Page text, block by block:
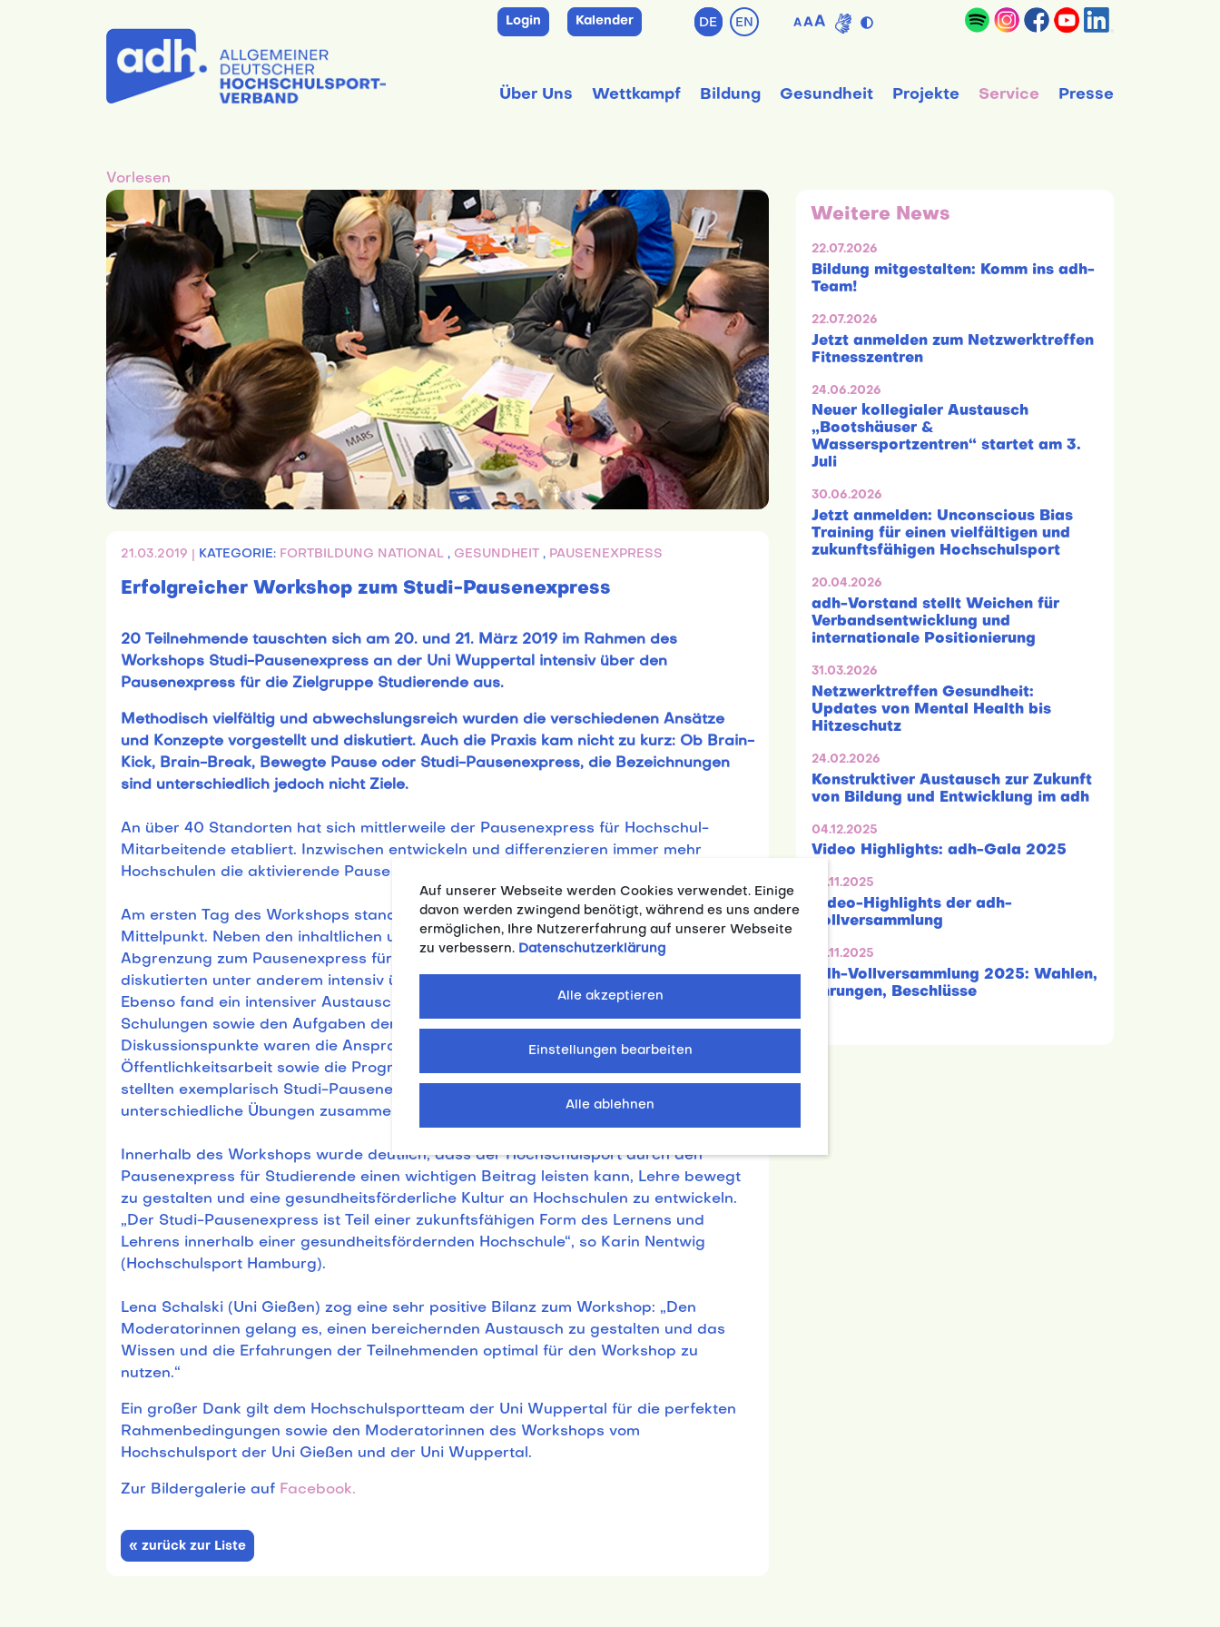
Login Kalender DE EN A AA
Über Uns Wettkampf Bildung Gesundheit Projekte Service Presse
Vorlesen
21.03.2019 | KATEGORIE: FORTBILDUNG NATIONAL , GESUNDHEIT , PAUSENEXPRESS
Erfolgreicher Workshop zum Studi-Pausenexpress
20 Teilnehmende tauschten sich am 20. und 21. März 2019 im Rahmen des
Workshops Studi-Pausenexpress an der Uni Wuppertal intensiv über den
Pausenexpress für die Zielgruppe Studierende aus.
Methodisch vielfältig und abwechslungsreich wurden die verschiedenen Ansätze
und Konzepte vorgestellt und diskutiert. Auch die Praxis kam nicht zu kurz: Ob Brain-
Kick, Brain-Break, Bewegte Pause oder Studi-Pausenexpress, die Bezeichnungen
sind unterschiedlich jedoch nicht Ziele.
An über 40 Standorten hat sich mittlerweile der Pausenexpress für Hochschul-
Mitarbeitende etabliert. Inzwischen entwickeln und differenzieren immer mehr
Hochschulen die aktivierende Pause für die Zielgruppe der Studierenden.
Am ersten Tag des Workshops stand die Organisation des Studi-Pauenexpresses im
Mittelpunkt. Neben den inhaltlichen und zeitlichen Aspekten wurde die Relevanz der
Abgrenzung zum Pausenexpress für Bedienstete deutlich. Die Teilnehmenden
diskutierten unter anderem intensiv über die Ziele des Studi-Pausenexpresses.
Ebenso fand ein intensiver Austausch zur Qualifikation von Übungsleitenden, zu
Schulungen sowie den Aufgaben der koordinierenden Stellen statt. Weitere
Diskussionspunkte waren die Ansprache der Studierenden und die
Öffentlichkeitsarbeit sowie die Programmgestaltung. Die Workshop-Teilnehmenden
stellten exemplarisch Studi-Pausenexpress-Einheiten vor und trugen
unterschiedliche Übungen zusammen.
Innerhalb des Workshops wurde deutlich, dass der Hochschulsport durch den
Pausenexpress für Studierende einen wichtigen Beitrag leisten kann, Lehre bewegt
zu gestalten und eine gesundheitsförderliche Kultur an Hochschulen zu entwickeln.
„Der Studi-Pausenexpress ist Teil einer zukunftsfähigen Form des Lernens und
Lehrens innerhalb einer gesundheitsfördernden Hochschule“, so Karin Nentwig
(Hochschulsport Hamburg).
Lena Schalski (Uni Gießen) zog eine sehr positive Bilanz zum Workshop: „Den
Moderatorinnen gelang es, einen bereichernden Austausch zu gestalten und das
Wissen und die Erfahrungen der Teilnehmenden optimal für den Workshop zu
nutzen.“
Ein großer Dank gilt dem Hochschulsportteam der Uni Wuppertal für die perfekten
Rahmenbedingungen sowie den Moderatorinnen des Workshops vom
Hochschulsport der Uni Gießen und der Uni Wuppertal.
Zur Bildergalerie auf Facebook.
« zurück zur Liste
Weitere News
22.07.2026
Bildung mitgestalten: Komm ins adh-
Team!
22.07.2026
Jetzt anmelden zum Netzwerktreffen
Fitnesszentren
24.06.2026
Neuer kollegialer Austausch
„Bootshäuser &
Wassersportzentren“ startet am 3.
Juli
30.06.2026
Jetzt anmelden: Unconscious Bias
Training für einen vielfältigen und
zukunftsfähigen Hochschulsport
20.04.2026
adh-Vorstand stellt Weichen für
Verbandsentwicklung und
internationale Positionierung
31.03.2026
Netzwerktreffen Gesundheit:
Updates von Mental Health bis
Hitzeschutz
24.02.2026
Konstruktiver Austausch zur Zukunft
von Bildung und Entwicklung im adh
04.12.2025
Video Highlights: adh-Gala 2025
28.11.2025
Video-Highlights der adh-
Vollversammlung
25.11.2025
adh-Vollversammlung 2025: Wahlen,
Ehrungen, Beschlüsse
Auf unserer Webseite werden Cookies verwendet. Einige
davon werden zwingend benötigt, während es uns andere
ermöglichen, Ihre Nutzererfahrung auf unserer Webseite
zu verbessern. Datenschutzerklärung
Einstellungen bearbeiten
Alle ablehnen
Alle akzeptieren